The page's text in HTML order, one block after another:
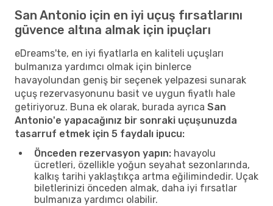
San Antonio için en iyi uçuş fırsatlarını
güvence altına almak için ipuçları
eDreams'te, en iyi fiyatlarla en kaliteli uçuşları
bulmanıza yardımcı olmak için binlerce
havayolundan geniş bir seçenek yelpazesi sunarak
uçuş rezervasyonunu basit ve uygun fiyatlı hale
getiriyoruz. Buna ek olarak, burada ayrıca San
Antonio'e yapacağınız bir sonraki uçuşunuzda
tasarruf etmek için 5 faydalı ipucu:
Önceden rezervasyon yapın: havayolu
ücretleri, özellikle yoğun seyahat sezonlarında,
kalkış tarihi yaklaştıkça artma eğilimindedir. Uçak
biletlerinizi önceden almak, daha iyi fırsatlar
bulmanıza yardımcı olabilir.